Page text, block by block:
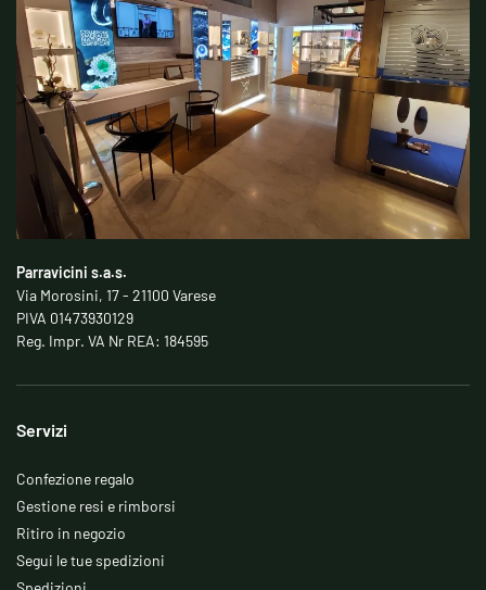
Parravicini s.a.s.
Via Morosini, 17 - 21100 Varese
PIVA 01473930129
Reg. Impr. VA Nr REA: 184595
Servizi
Confezione regalo
Gestione resi e rimborsi
Ritiro in negozio
Segui le tue spedizioni